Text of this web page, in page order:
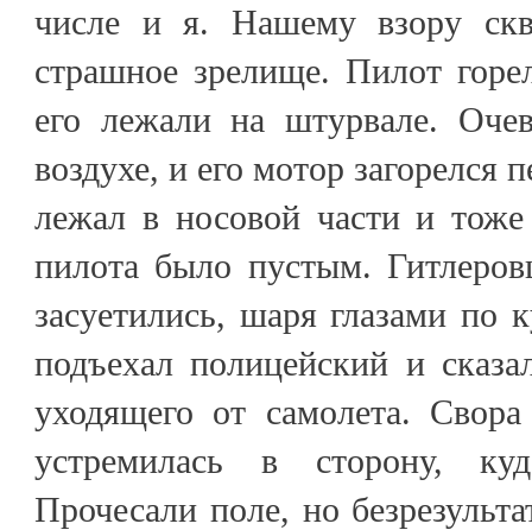
числе и я. Нашему взору
страшное зрелище. Пилот
его лежали на штурвале.
воздухе, и его мотор загорелся
лежал в носовой части и
пилота было пустым.
засуетились, шаря глазами по
подъехал полицейский и
уходящего от самолета.
устремилась в сторону,
Прочесали поле, но